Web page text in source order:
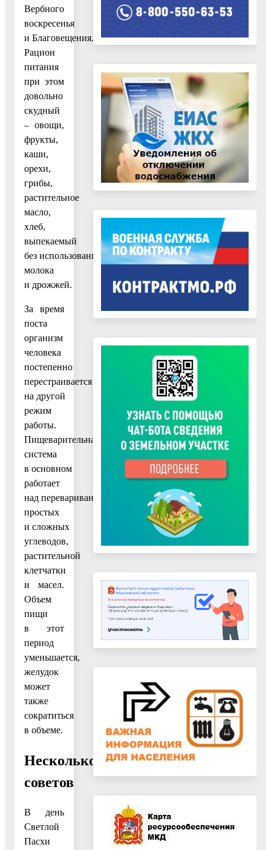
Вербного
воскресенья
и Благовещения.
Рацион
питания
при этом
довольно
скудный
– овощи,
фрукты,
каши,
орехи,
грибы,
растительное
масло,
хлеб,
выпекаемый
без использования
молока
и дрожжей.
За время
поста
организм
человека
постепенно
перестраивается
на другой
режим
работы.
Пищеварительная
система
в основном
работает
над перевариванием
простых
и сложных
углеводов,
растительной
клетчатки
и масел.
Объем
пищи
в этот
период
уменьшается,
желудок
может
также
сократиться
в объеме.
Несколько
советов
В день
Светлой
Пасхи